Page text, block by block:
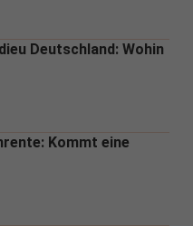
Deutschland: Wohin
Kommt eine